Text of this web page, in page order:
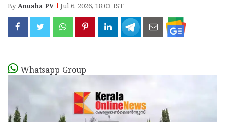
ByAnusha PV Jul 6, 2026, 18:03 IST
Whatsapp Group